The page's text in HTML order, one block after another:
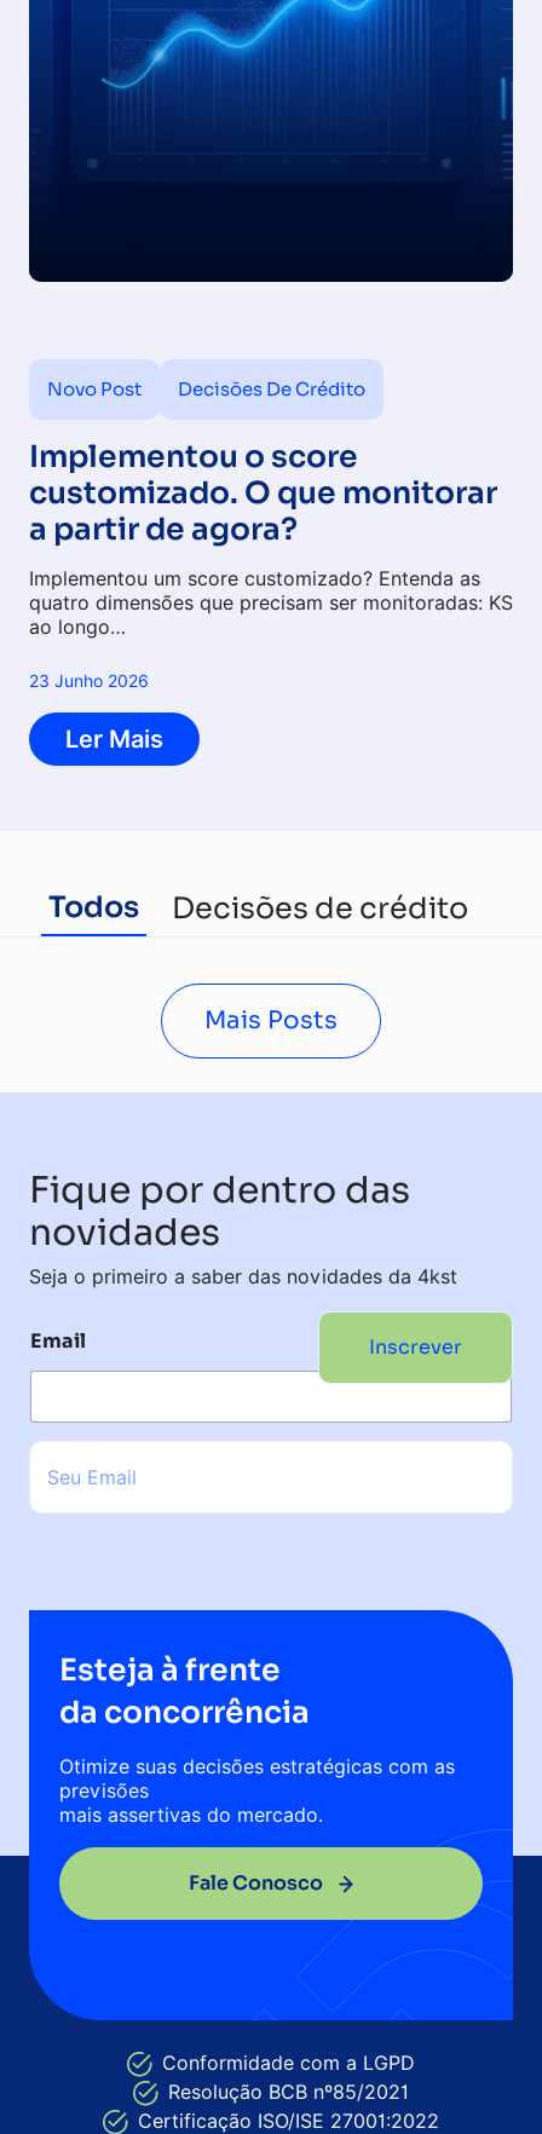
Novo Post Decisões De Crédito
Implementou o score
customizado. O que monitorar
a partir de agora?
Implementou um score customizado? Entenda as
quatro dimensões que precisam ser monitoradas: KS
ao longo…
23 Junho 2026
Ler Mais
Todos Decisões de crédito
Mais Posts
Fique por dentro das
novidades
Seja o primeiro a saber das novidades da 4kst
Email
E
Inscrever
Esteja à frente
da concorrência
Otimize suas decisões estratégicas com as
previsões
mais assertivas do mercado.
Fale Conosco
Conformidade com a LGPD
Resolução BCB nº85/2021
Certificação ISO/ISE 27001:2022